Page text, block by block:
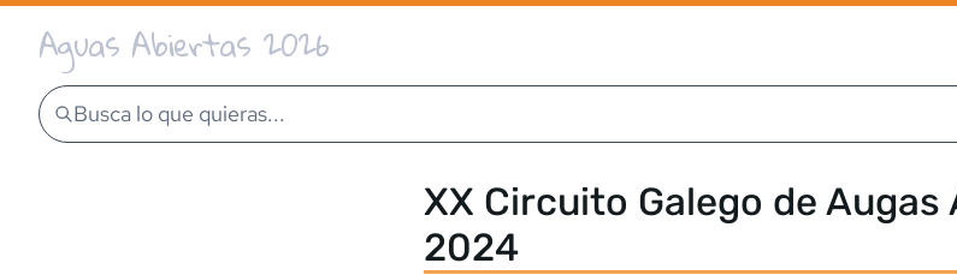
Aguas Abiertas 2026
Busca lo que quieras...
XX Circuito Galego de Augas
2024